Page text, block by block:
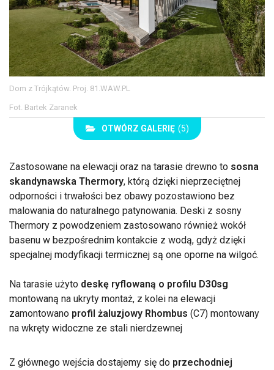
Dom z Trójkątów. Proj. 81.WAW.PL
Fot. Bartek Zaranek
OTWÓRZ GALERIĘ (5)
Zastosowane na elewacji oraz na tarasie drewno to sosna
skandynawska Thermory, którą dzięki nieprzeciętnej
odporności i trwałości bez obawy pozostawiono bez
malowania do naturalnego patynowania. Deski z sosny
Thermory z powodzeniem zastosowano również wokół
basenu w bezpośrednim kontakcie z wodą, gdyż dzięki
specjalnej modyfikacji termicznej są one oporne na wilgoć.
Na tarasie użyto deskę ryflowaną o profilu D30sg
montowaną na ukryty montaż, z kolei na elewacji
zamontowano profil żaluzjowy Rhombus (C7) montowany
na wkręty widoczne ze stali nierdzewnej
Z głównego wejścia dostajemy się do przechodniej